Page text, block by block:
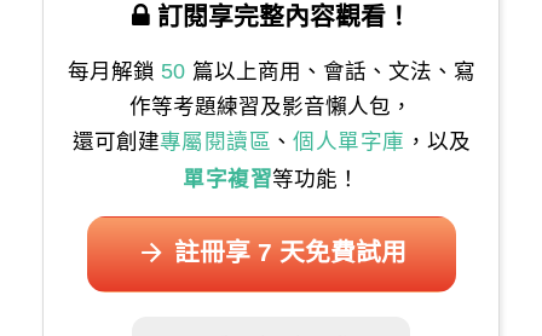
訂閱享完整內容觀看！
每月解鎖 50 篇以上商用、會話、文法、寫
作等考題練習及影音懶人包，
還可創建專屬閱讀區 、 個人單字庫 ，以及
單字複習等功能！
註冊享 7 天免費試用